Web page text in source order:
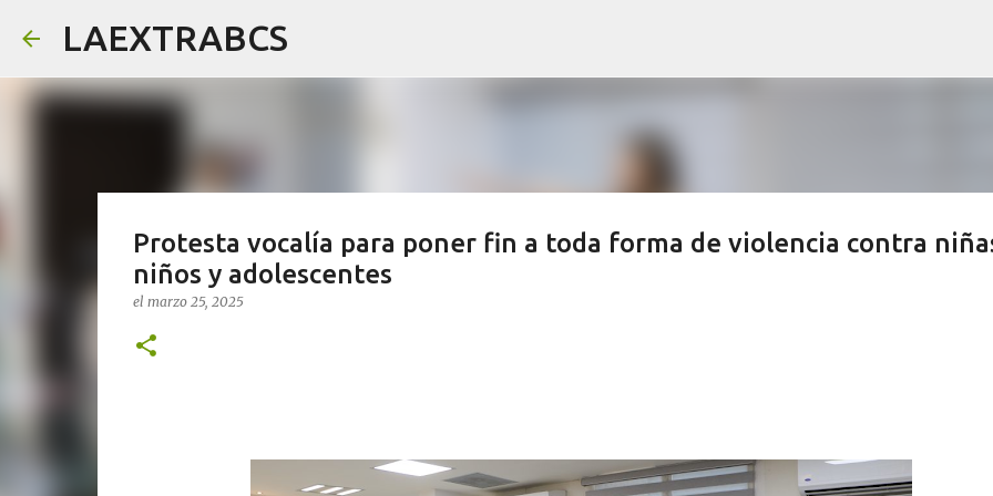
LAEXTRABCS
Protesta vocalía para poner fin a toda forma de violencia contra
niños y adolescentes
el marzo 25, 2025